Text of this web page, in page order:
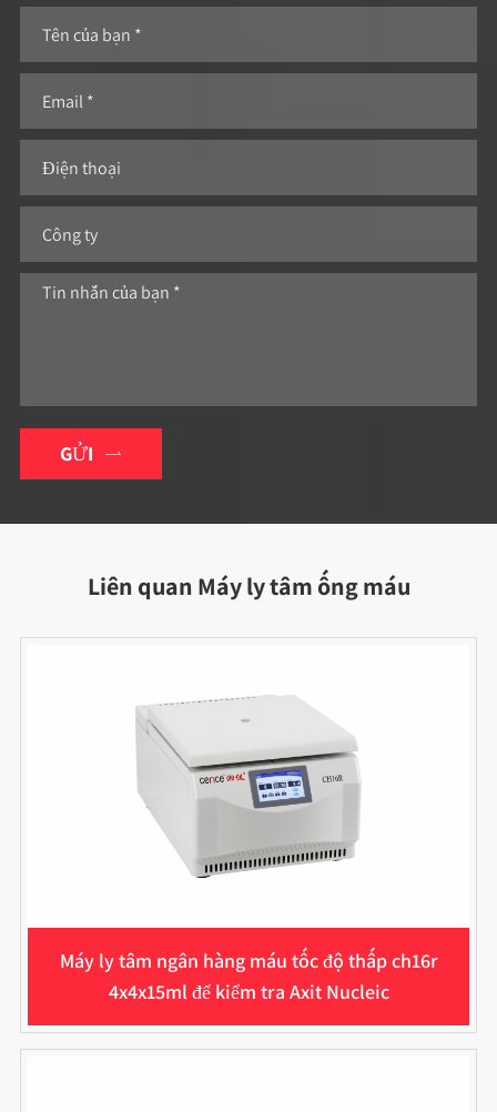
GỬI 
Liên quan Máy ly tâm ống máu
Máy ly tâm ngân hàng máu tốc độ thấp ch16r
4x4x15ml để kiểm tra Axit Nucleic